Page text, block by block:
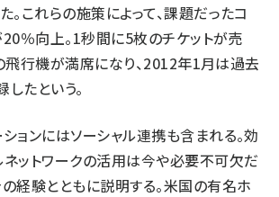
。これらの施策によって、課題だったコ
％向上。1秒間に5枚のチケットが売
飛行機が満席になり、2012年1月は過去
たという。
ョンにはソーシャル連携も含まれる。効
ネットワークの活用は今や必要不可欠だ
経験とともに説明する。米国の有名ホ